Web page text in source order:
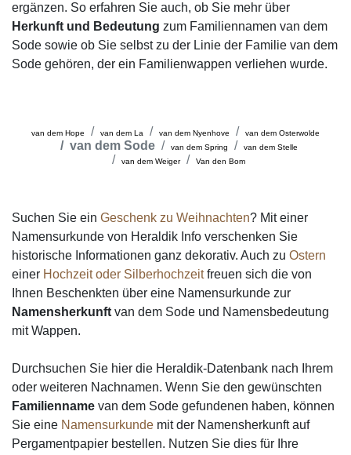
ergänzen. So erfahren Sie auch, ob Sie mehr über
Herkunft und Bedeutung zum Familiennamen van dem
Sode sowie ob Sie selbst zu der Linie der Familie van dem
Sode gehören, der ein Familienwappen verliehen wurde.
van dem Hope van dem La van dem Nyenhove van dem Osterwolde
van dem Sode van dem Spring
van dem Stelle
van dem Weiger
Van den Bom
Suchen Sie ein Geschenk zu Weihnachten? Mit einer
Namensurkunde von Heraldik Info verschenken Sie
historische Informationen ganz dekorativ. Auch zu Ostern
einer Hochzeit oder Silberhochzeitfreuen sich die von
Ihnen Beschenkten über eine Namensurkunde zur
Namensherkunft van dem Sode und Namensbedeutung
mit Wappen.
Durchsuchen Sie hier die Heraldik-Datenbank nach Ihrem
oder weiteren Nachnamen. Wenn Sie den gewünschten
Familienname van dem Sode gefundenen haben, können
Sie eine Namensurkunde mit der Namensherkunft auf
Pergamentpapier bestellen. Nutzen Sie dies für Ihre